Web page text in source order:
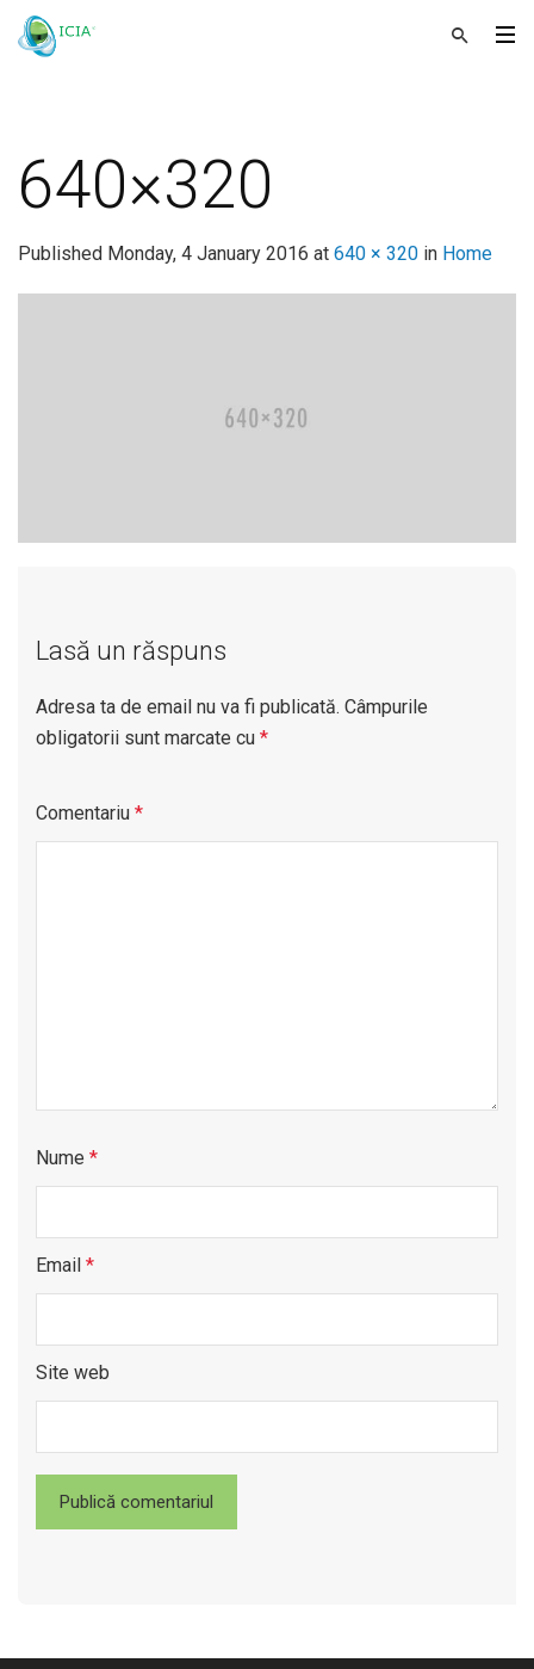
640×320
Published Monday, 4 January 2016 at 640 × 320 in Home
Lasă un răspuns
Adresa ta de email nu va fi publicată. Câmpurile
obligatorii sunt marcate cu *
Comentariu *
Nume *
Email *
Site web